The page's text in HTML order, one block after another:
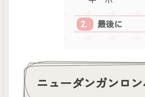
最後に
ニューダンガンロ